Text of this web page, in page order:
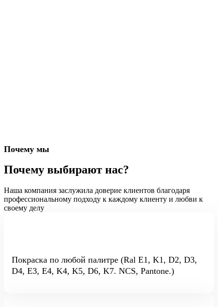
Почему мы
Почему выбирают нас?
Наша компания заслужила доверие клиентов благодаря
профессиональному подходу к каждому клиенту и любви к
своему делу
Покраска по любой палитре (Ral E1, K1, D2, D3,
D4, E3, E4, K4, K5, D6, K7. NCS, Pantone.)